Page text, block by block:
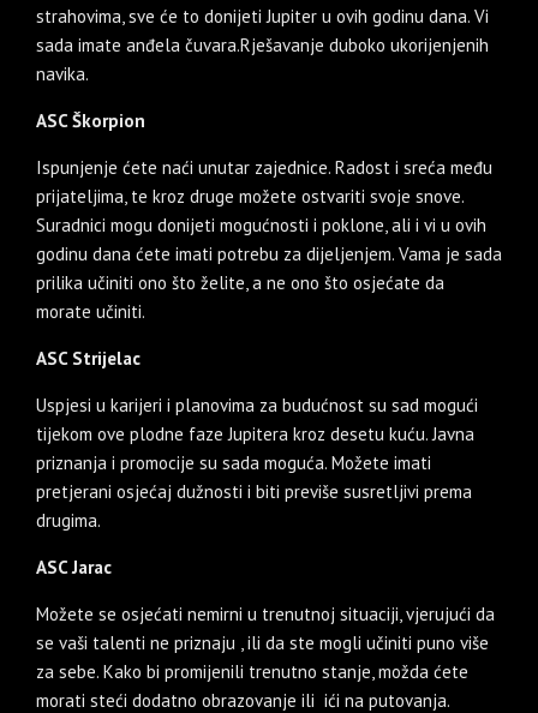
strahovima, sve će to donijeti Jupiter u ovih godinu dana. Vi
sada imate anđela čuvara.Rješavanje duboko ukorijenjenih
navika.
ASC Škorpion
Ispunjenje ćete naći unutar zajednice. Radost i sreća među
prijateljima, te kroz druge možete ostvariti svoje snove.
Suradnici mogu donijeti mogućnosti i poklone, ali i vi u ovih
godinu dana ćete imati potrebu za dijeljenjem. Vama je sada
prilika učiniti ono što želite, a ne ono što osjećate da
morate učiniti.
ASC Strijelac
Uspjesi u karijeri i planovima za budućnost su sad mogući
tijekom ove plodne faze Jupitera kroz desetu kuću. Javna
priznanja i promocije su sada moguća. Možete imati
pretjerani osjećaj dužnosti i biti previše susretljivi prema
drugima.
ASC Jarac
Možete se osjećati nemirni u trenutnoj situaciji, vjerujući da
se vaši talenti ne priznaju , ili da ste mogli učiniti puno više
za sebe. Kako bi promijenili trenutno stanje, možda ćete
morati steći dodatno obrazovanje ili ići na putovanja.